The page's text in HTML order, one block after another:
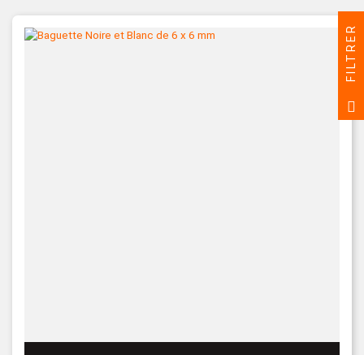
FILTRER